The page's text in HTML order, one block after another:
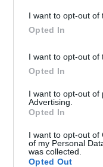
I want to opt-out of
Opted In
I want to opt-out of
Opted In
I want to opt-out of
Advertising.
Opted In
I want to opt-out of
of my Personal
was collected.
Opted Out